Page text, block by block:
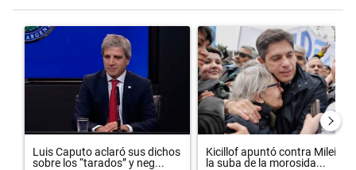
Este listado muestra los artículos con más comentarios en los
Un artículo de tendencia con el título "Luis Caputo aclaró sus
Luis Caputo aclaró sus dichos
sobre los “tarados” y neg...
Un artículo de tendencia con el
Kicillof apuntó contra Milei por
la suba de la morosida...